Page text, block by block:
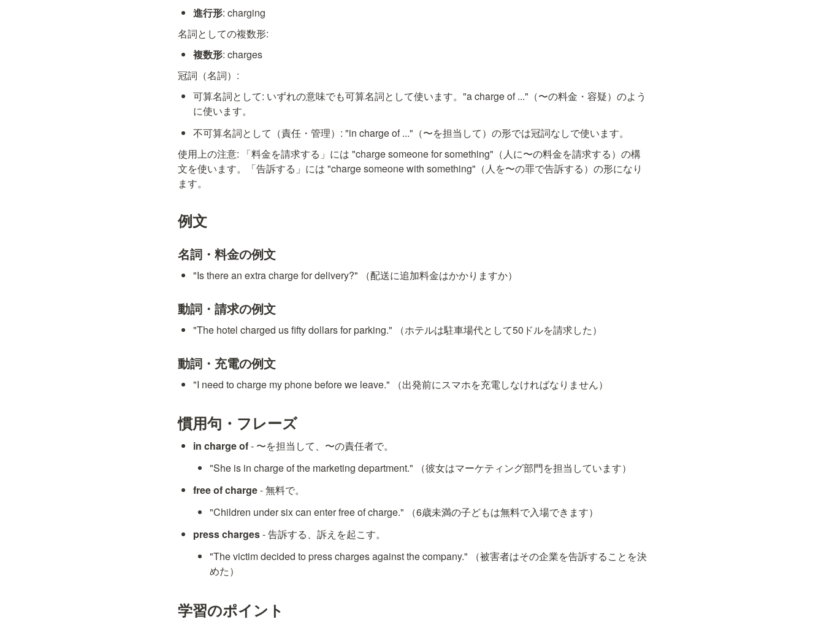
進行形: charging
名詞としての複数形:
複数形: charges
冠詞（名詞）:
可算名詞として: いずれの意味でも可算名詞として使います。"a charge of ..."（〜の料金・容疑）のよう
に使います。
不可算名詞として（責任・管理）: "in charge of ..."（〜を担当して）の形では冠詞なしで使います。
使用上の注意: 「料金を請求する」には "charge someone for something"（人に〜の料金を請求する）の構
文を使います。「告訴する」には "charge someone with something"（人を〜の罪で告訴する）の形になり
ます。
例文
名詞・料金の例文
"Is there an extra charge for delivery?" （配送に追加料金はかかりますか）
動詞・請求の例文
"The hotel charged us fifty dollars for parking." （ホテルは駐車場代として50ドルを請求した）
動詞・充電の例文
"I need to charge my phone before we leave." （出発前にスマホを充電しなければなりません）
慣用句・フレーズ
in charge of - 〜を担当して、〜の責任者で。
"She is in charge of the marketing department." （彼女はマーケティング部門を担当しています）
free of charge - 無料で。
"Children under six can enter free of charge." （6歳未満の子どもは無料で入場できます）
press charges - 告訴する、訴えを起こす。
"The victim decided to press charges against the company." （被害者はその企業を告訴することを決
めた）
学習のポイント